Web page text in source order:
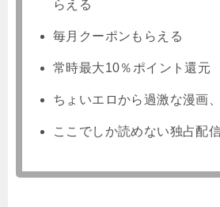
らえる
毎月クーポンもらえる
常時最大10％ポイント還元
ちょいエロから過激な漫画
ここでしか読めない独占配